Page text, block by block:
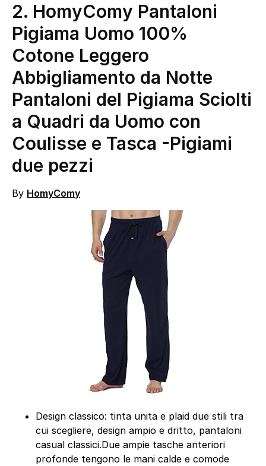
2. HomyComy Pantaloni
Pigiama Uomo 100%
Cotone Leggero
Abbigliamento da Notte
Pantaloni del Pigiama Sciolti
a Quadri da Uomo con
Coulisse e Tasca -Pigiami
due pezzi
By HomyComy
Design classico: tinta unita e plaid due stili tra
cui scegliere, design ampio e dritto, pantaloni
casual classici.Due ampie tasche anteriori
profonde tengono le mani calde e comode